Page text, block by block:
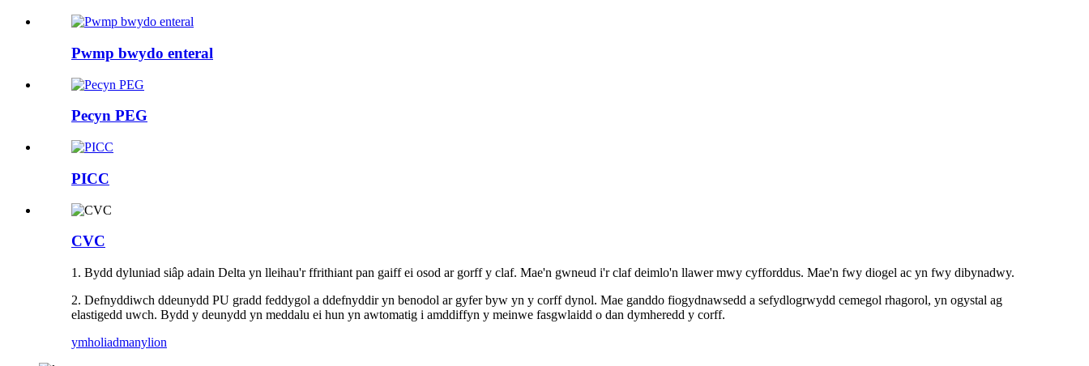
Pwmp bwydo enteral
Pecyn PEG
PICC
CVC
1. Bydd dyluniad siâp adain Delta yn lleihau'r ffrithiant pan gaiff ei osod ar gorff y claf. Mae'n gwneud i'r claf deimlo'n llawer mwy cyfforddus. Mae'n fwy diogel ac yn fwy dibynadwy.
2. Defnyddiwch ddeunydd PU gradd feddygol a ddefnyddir yn benodol ar gyfer byw yn y corff dynol. Mae ganddo fiogydnawsedd a sefydlogrwydd cemegol rhagorol, yn ogystal ag
elastigedd uwch. Bydd y deunydd yn meddalu ei hun yn awtomatig i amddiffyn y meinwe fasgwlaidd o dan dymheredd y corff.
ymholiadmanylion